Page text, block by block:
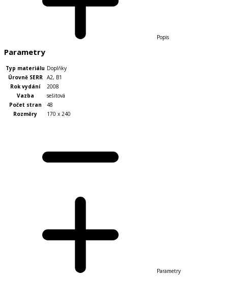
Popis
Parametry
Typ materiálu Doplňky
Úrovně SERR
A2, B1
Rok vydání
2008
Vazba
sešitová
Počet stran
48
Rozměry
170 x 240
Parametry